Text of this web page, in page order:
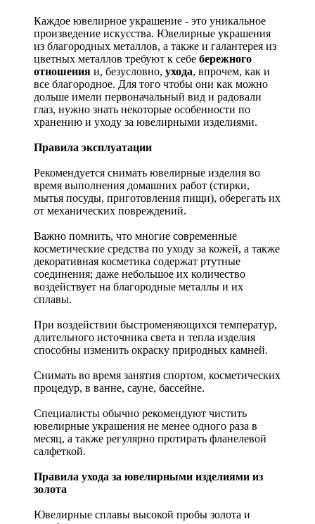
Каждое ювелирное украшение - это уникальное
произведение искусства. Ювелирные украшения
из благородных металлов, а также и галантерея из
цветных металлов требуют к себе бережного
отношения и, безусловно, ухода, впрочем, как и
все благородное. Для того чтобы они как можно
дольше имели первоначальный вид и радовали
глаз, нужно знать некоторые особенности по
хранению и уходу за ювелирными изделиями.
Правила эксплуатации
Рекомендуется снимать ювелирные изделия во
время выполнения домашних работ (стирки,
мытья посуды, приготовления пищи), оберегать их
от механических повреждений.
Важно помнить, что многие современные
косметические средства по уходу за кожей, а также
декоративная косметика содержат ртутные
соединения; даже небольшое их количество
воздействует на благородные металлы и их
сплавы.
При воздействии быстроменяющихся температур,
длительного источника света и тепла изделия
способны изменить окраску природных камней.
Снимать во время занятия спортом, косметических
процедур, в ванне, сауне, бассейне.
Специалисты обычно рекомендуют чистить
ювелирные украшения не менее одного раза в
месяц, а также регулярно протирать фланелевой
салфеткой.
Правила ухода за ювелирными изделиями из
золота
Ювелирные сплавы высокой пробы золота и